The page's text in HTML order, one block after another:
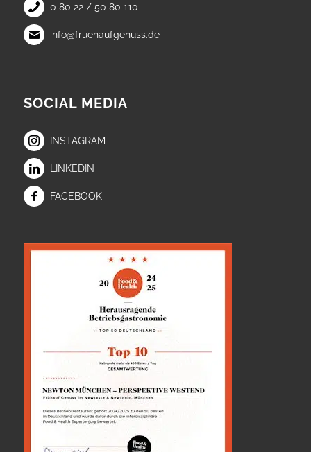
0 80 22 / 50 80 110
info@fruehaufgenuss.de
SOCIAL MEDIA
INSTAGRAM
LINKEDIN
FACEBOOK